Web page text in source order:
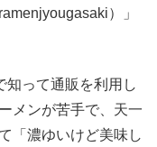
）」
知って通販を利用し
メンが苦手で、天一
「濃ゆいけど美味し